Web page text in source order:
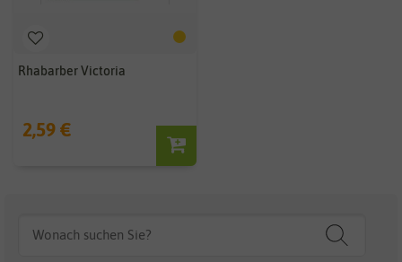
Rhabarber Victoria
2,59 €